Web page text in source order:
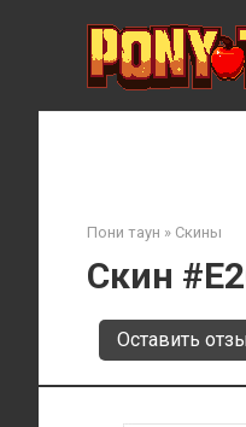
Пони таун » Скины
Скин
Оставить